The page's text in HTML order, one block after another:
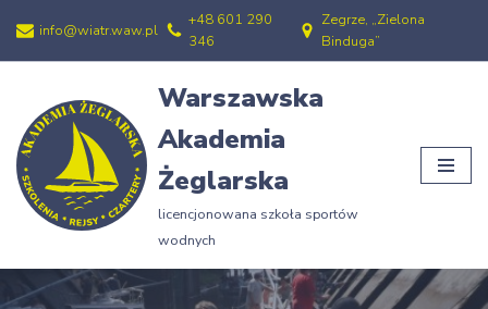
Przejdź
treści
info@wiatr.waw.pl
+48 601 290
346
Zegrze, „Zielona
Binduga”
Warszawska
Akademia
Żeglarska
licencjonowana szkoła sportów
wodnych